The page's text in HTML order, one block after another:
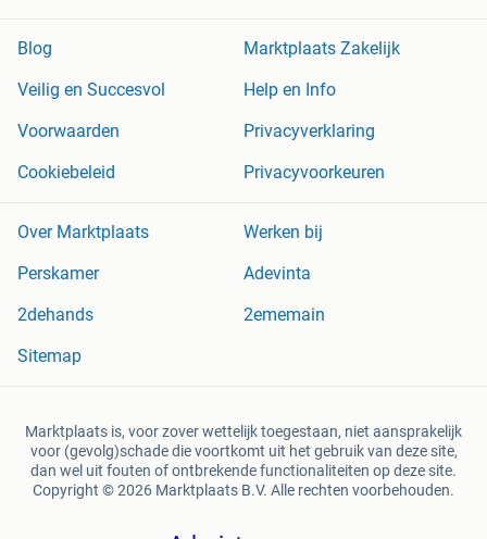
Blog
Marktplaats Zakelijk
Veilig en Succesvol
Help en Info
Voorwaarden
Privacyverklaring
Cookiebeleid
Privacyvoorkeuren
Over Marktplaats
Werken bij
Perskamer
Adevinta
2dehands
2ememain
Sitemap
Marktplaats is, voor zover wettelijk toegestaan, niet aansprakelijk
voor (gevolg)schade die voortkomt uit het gebruik van deze site,
dan wel uit fouten of ontbrekende functionaliteiten op deze site.
Copyright © 2026 Marktplaats B.V. Alle rechten voorbehouden.